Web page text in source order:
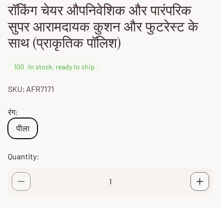
रॉकिंग चेयर औपनिवेशिक और पारंपरिक
सुपर आरामदायक कुशन और फुटरेस्ट के
साथ (प्राकृतिक पॉलिश)
100 In stock, ready to ship
SKU: AFR7171
रंग:
पीला
Quantity: